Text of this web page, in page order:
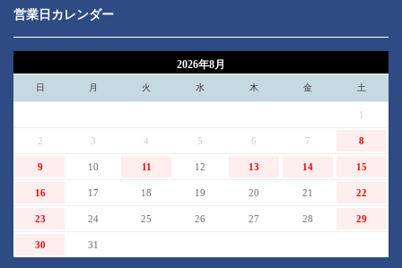
営業日カレンダー
2026年8月
日 月 火 水 木 金 土
1
2 3 4 5 6 7 8
9 10 11 12 13 14 15
16 17 18 19 20 21 22
23 24 25 26 27 28 29
30 31